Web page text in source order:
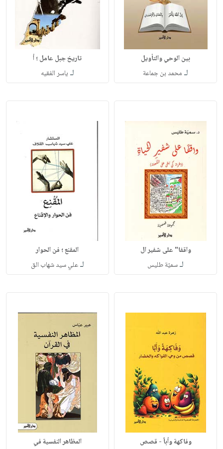
بين الوحي والتأويل
لـ محمد بن جماعة
تاريخ جبل عامل ؛ أ
لـ ياسر الفقيه
واقفا" على شفير ال
لـسميّة طليس
المقنع ؛ فن الحوار
لـعلي سيد شهاب الق
وفاكهة وأباً - قصص المظاهر النفسية في